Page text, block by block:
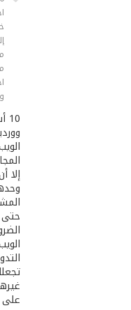
إلا
حتى
على